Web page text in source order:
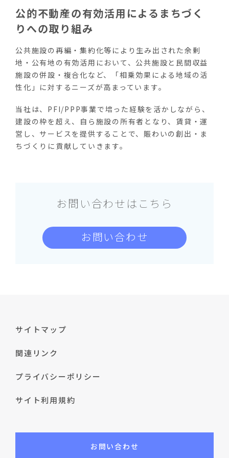
公的不動産の有効活用によるまちづく
りへの取り組み
公共施設の再編・集約化等により生み出された余剰
地・公有地の有効活用において、公共施設と民間収益
施設の併設・複合化など、「相乗効果による地域の活
性化」に対するニーズが高まっています。
当社は、PFI/PPP事業で培った経験を活かしながら、
建設の枠を超え、自ら施設の所有者となり、賃貸・運
営し、サービスを提供することで、賑わいの創出・ま
ちづくりに貢献していきます。
お問い合わせはこちら
お問い合わせ
サイトマップ
関連リンク
プライバシーポリシー
サイト利用規約
お問い合わせ